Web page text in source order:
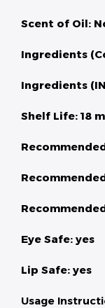
Scent of Oil:
Ingredients
Ingredients
Shelf Life: 18
Eye Safe: yes
Lip Safe: yes
Usage